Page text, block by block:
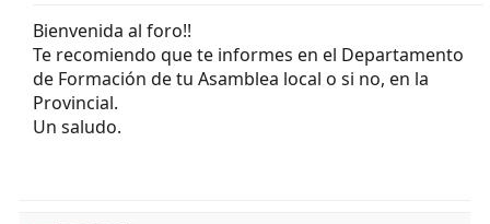
Bienvenida al foro!!
Te recomiendo que te informes en el Departamento
de Formación de tu Asamblea local o si no, en la
Provincial.
Un saludo.